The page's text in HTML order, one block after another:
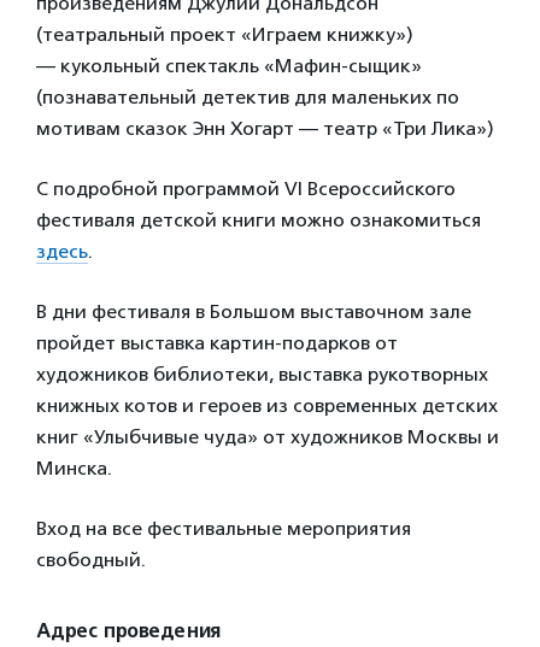
(театральный проект «Играем книжку»)
— кукольный спектакль «Мафин-сыщик»
(познавательный детектив для маленьких по
мотивам сказок Энн Хогарт — театр «Три Лика»)
С подробной программой VI Всероссийского
фестиваля детской книги можно ознакомиться
здесь.
В дни фестиваля в Большом выставочном зале
пройдет выставка картин-подарков от
художников библиотеки, выставка рукотворных
книжных котов и героев из современных детских
книг «Улыбчивые чуда» от художников Москвы и
Минска.
Вход на все фестивальные мероприятия
свободный.
Адрес проведения